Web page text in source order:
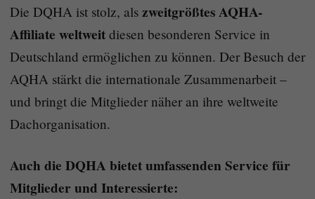
Die DQHA ist stolz, als zweitgrößtes AQHA-
Affiliate weltweit diesen besonderen Service in
Deutschland ermöglichen zu können. Der Besuch der
AQHA stärkt die internationale Zusammenarbeit –
und bringt die Mitglieder näher an ihre weltweite
Dachorganisation.
Auch die DQHA bietet umfassenden Service für
Mitglieder und Interessierte: